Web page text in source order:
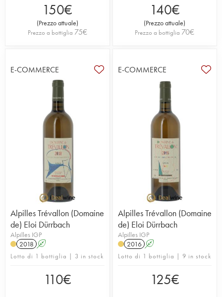
150€
(Prezzo attuale)
Prezzo a bottiglia 75€
140€
(Prezzo attuale)
Prezzo a bottiglia 70€
E-COMMERCE
Alpilles Trévallon (Domaine
de) Eloi Dürrbach
Alpilles IGP
2018 A
Lotto di 1 bottiglia | 3 in stock
110€
E-COMMERCE
Alpilles Trévallon (Domaine
de) Eloi Dürrbach
Alpilles IGP
2016 A
Lotto di 1 bottiglia | 9 in stock
125€